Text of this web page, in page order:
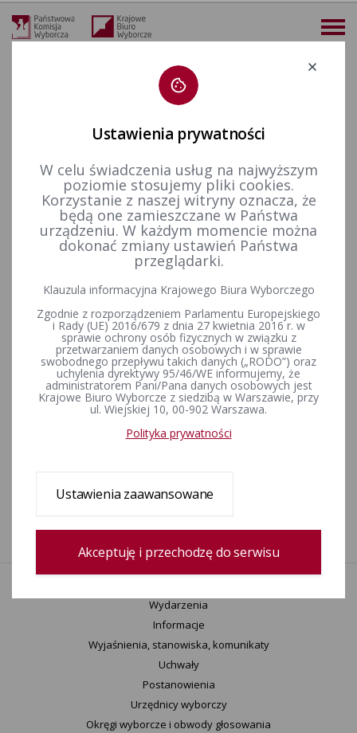
Deklaracja dostępności
więcej
Wybory i referenda Wybory do Sejmu i do Senatu Wybory uzupełniające do Senatu RP
Kadencja 2001-2005
Okręg nr 1 - Wyniki głosowania w układzie obwodów w wyborach uzupełniających do Senatu RP w Legnicy
Okręg nr 1 - Wyniki głosowania
w układzie obwodów w
wyborach uzupełniających do
Senatu RP w Legnicy
ZAŁĄCZNIKI
legnica-www.xls [plik do pobrania]
Data utworzenia
17-03-2016 13:14
Wydarzenia
Informacje
Wyjaśnienia, stanowiska, komunikaty
Uchwały
Postanowienia
Urzędnicy wyborczy
Okręgi wyborcze i obwody głosowania
Ustawienia prywatności
W celu świadczenia usług na najwyższym
poziomie stosujemy pliki cookies.
Korzystanie z naszej witryny oznacza, że
będą one zamieszczane w Państwa
urządzeniu. W każdym momencie można
dokonać zmiany ustawień Państwa
przeglądarki.
Klauzula informacyjna Krajowego Biura Wyborczego
Zgodnie z rozporządzeniem Parlamentu Europejskiego
i Rady (UE) 2016/679 z dnia 27 kwietnia 2016 r. w
sprawie ochrony osób fizycznych w związku z
przetwarzaniem danych osobowych i w sprawie
swobodnego przepływu takich danych („RODO”) oraz
uchylenia dyrektywy 95/46/WE informujemy, że
administratorem Pani/Pana danych osobowych jest
Krajowe Biuro Wyborcze z siedzibą w Warszawie, przy
ul. Wiejskiej 10, 00-902 Warszawa.
Polityka prywatności
Ustawienia zaawansowane
Akceptuję i przechodzę do serwisu